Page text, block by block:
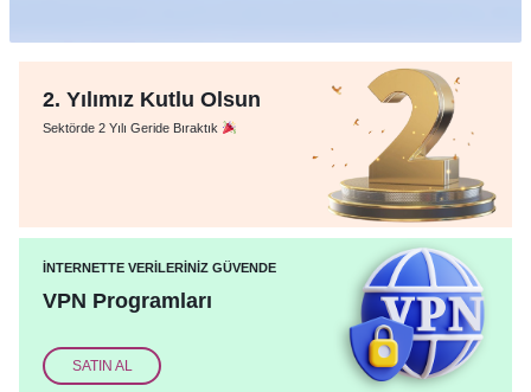
2. Yılımız Kutlu Olsun
Sektörde 2 Yılı Geride Bıraktık
İNTERNETTE VERILERINIZ GÜVENDE
VPN Programları
SATIN AL